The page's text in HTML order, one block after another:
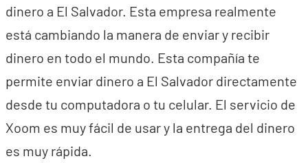
dinero a El Salvador. Esta empresa realmente
está cambiando la manera de enviar y recibir
dinero en todo el mundo. Esta compañía te
permite enviar dinero a El Salvador directamente
desde tu computadora o tu celular. El servicio de
Xoom es muy fácil de usar y la entrega del dinero
es muy rápida.